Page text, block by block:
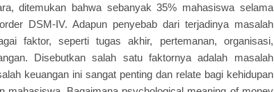
ditemukan bahwa sebanyak 35% mahasiswa selama
DSM-IV. Adapun penyebab dari terjadinya masalah
faktor, seperti tugas akhir, pertemanan, organisasi,
Disebutkan salah satu faktornya adalah masalah
keuangan ini sangat penting dan relate bagi kehidupan